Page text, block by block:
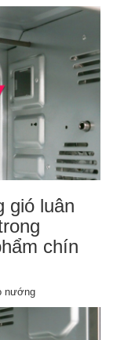
gió luân
chín
nướng